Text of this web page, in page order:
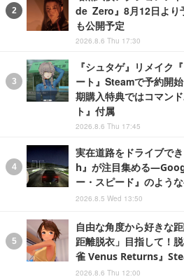
de Zero』8月12日より
も公開予定
2026.8.6 Thu 17:30
『シュタゲ』リメイク
ート』Steamで予約開
期購入特典ではコマン
ト』付属
2026.8.6 Thu 17:45
実在道路をドライブで
h』が注目集める
ー・スピード』のよう
2026.8.5 Wed 13:50
自由な角度から好きな
距離脱衣」目指して！
雀 Venus Returns』
2026.8.6 Thu 12:00